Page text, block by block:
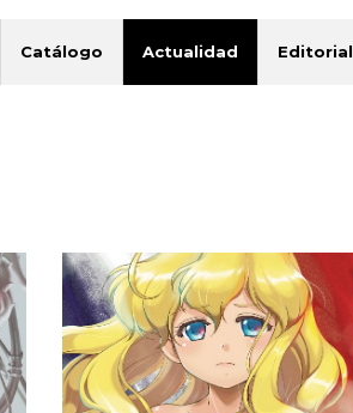
Catálogo Actualidad Editorial